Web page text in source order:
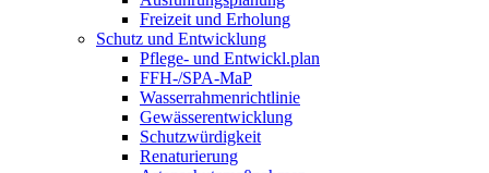
Freizeit und Erholung
Schutz und Entwicklung
Pflege- und Entwickl.plan
FFH-/SPA-MaP
Wasserrahmenrichtlinie
Gewässerentwicklung
Schutzwürdigkeit
Renaturierung